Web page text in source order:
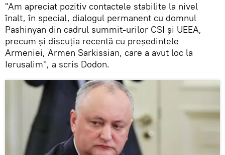
"Am apreciat pozitiv contactele stabilite la nivel
înalt, în special, dialogul permanent cu domnul
Pashinyan din cadrul summit-urilor CSI și UEEA,
precum și discuția recentă cu președintele
Armeniei, Armen Sarkissian, care a avut loc la
Ierusalim", a scris Dodon.